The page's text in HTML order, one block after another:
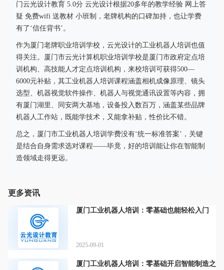
门云光设计教育 5.0分 云光设计根据20多年的教学经验 网上答
疑 免费wifi 送教材 小班制，老牌机构的口碑加持，也让学费
有了‘信任背书’。
作为厦门老牌职业培训学校，云光设计的工业机器人培训也值
得关注。厦门市云光计算机职业培训学校是厦门市政府定点培
训机构、高技能人才定点培训机构，来校培训可获得500—
6000元补贴，其工业机器人培训课程涵盖相机成像原理、镜头
选型、机器视觉软件操作、机器人与视觉通讯设置等内容，拥
有厦门湖里、同安两大基地，设备投入数百万，涵盖某些品牌
机器人工作站，既能学技术，又能拿补贴，性价比不错。
总之，厦门市工业机器人培训学费没有‘统一标准答案’，关键
是结合自身需求选对课程——毕竟，好的培训能让你在智能制
造领域走得更远。
更多资讯
厦门工业机器人培训：零基础也能轻松入门
2025-09-01
厦门工业机器人培训：零基础开启智能制造之